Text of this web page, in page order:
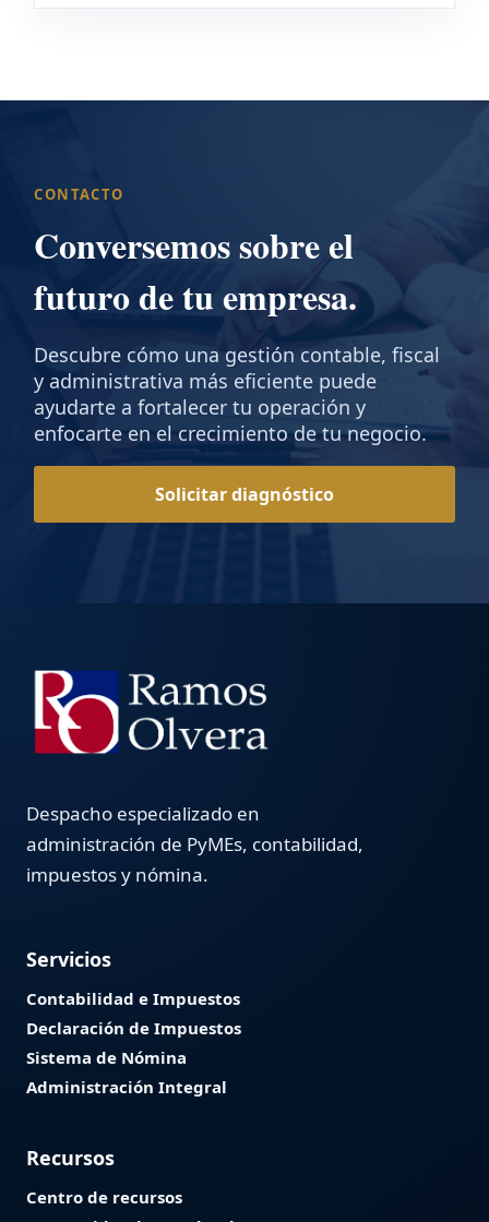
CONTACTO
Conversemos sobre el
futuro de tu empresa.
Descubre cómo una gestión contable, fiscal
y administrativa más eficiente puede
ayudarte a fortalecer tu operación y
enfocarte en el crecimiento de tu negocio.
Solicitar diagnóstico
Despacho especializado en
administración de PyMEs, contabilidad,
impuestos y nómina.
Servicios
Contabilidad e Impuestos
Declaración de Impuestos
Sistema de Nómina
Administración Integral
Recursos
Centro de recursos